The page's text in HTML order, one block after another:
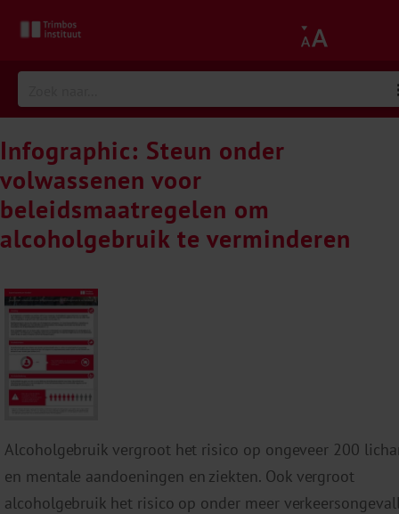
Infographic: Steun onder
volwassenen voor
beleidsmaatregelen om
alcoholgebruik te verminderen
Alcoholgebruik vergroot het risico op ongeveer 200
en mentale aandoeningen en ziekten. Ook vergroot
alcoholgebruik het risico op onder meer